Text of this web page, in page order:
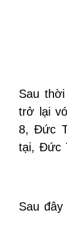
Sau
trở lại
8, Đức
tại, Đức
Sau